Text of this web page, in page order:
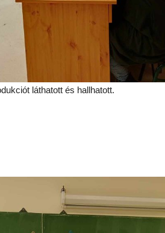
láthatott és hallhatott.